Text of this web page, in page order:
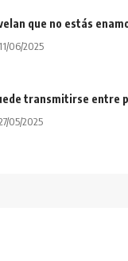
que no estás
11/06/2025
transmitirse entre
05/2025